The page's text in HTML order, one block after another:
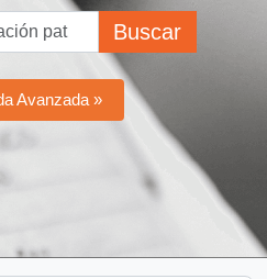
Buscar
Avanzada »